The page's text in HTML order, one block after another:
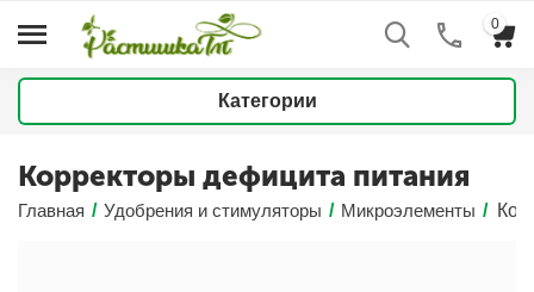
0
Категории
Корректоры дефицита питания
Главная / Удобрения и стимуляторы / Микроэлементы /